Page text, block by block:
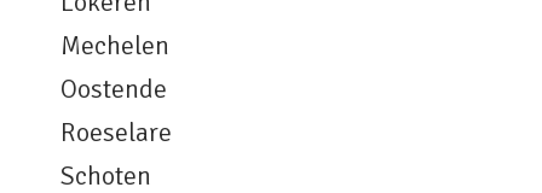
Mechelen
Oostende
Roeselare
Schoten